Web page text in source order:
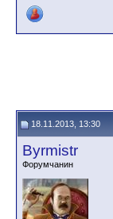
18.11.2013, 13:30
Byrmistr
Форумчанин